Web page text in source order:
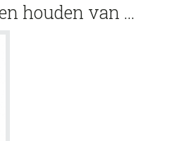
houden van …